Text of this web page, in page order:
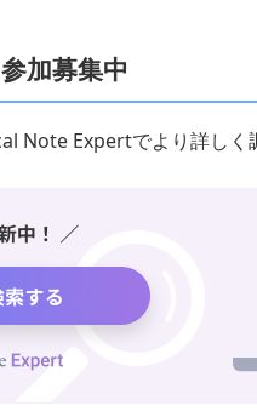
加募集中
Note Expertでより詳しく